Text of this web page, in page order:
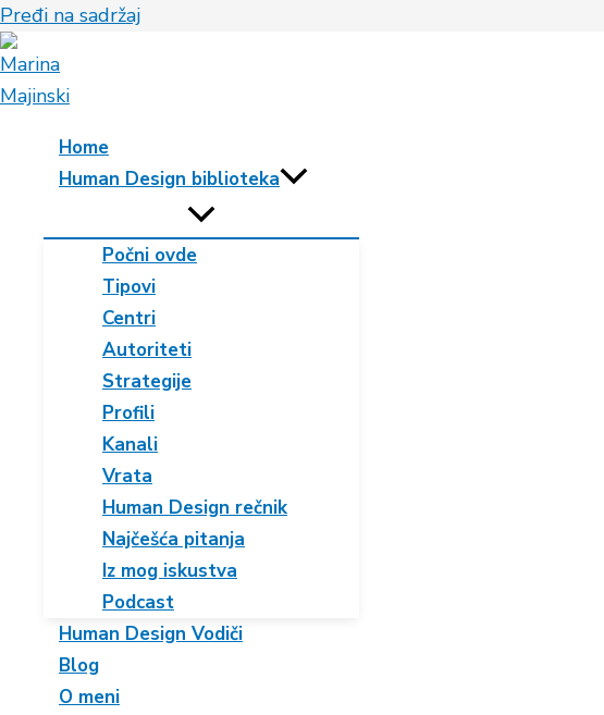
Pređi na sadržaj
Home
Human Design biblioteka
Počni ovde
Tipovi
Centri
Autoriteti
Strategije
Profili
Kanali
Vrata
Human Design rečnik
Najčešća pitanja
Iz mog iskustva
Podcast
Human Design Vodiči
Blog
O meni